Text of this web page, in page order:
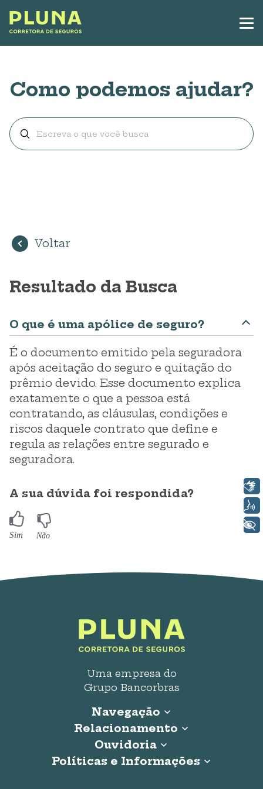
Como podemos ajudar?
Voltar
Resultado da Busca
O que é uma apólice de seguro?
É o documento emitido pela seguradora
após aceitação do seguro e quitação do
prêmio devido. Esse documento explica
exatamente o que a pessoa está
contratando, as cláusulas, condições e
riscos daquele contrato que define e
regula as relações entre segurado e
seguradora.
A sua dúvida foi respondida?
Uma empresa do
Grupo Bancorbras
Navegação
Início
Seguro Auto
Seguro Residencial
Relacionamento
0800 707 0020
Ouvidoria
0800 814 2252
Políticas e Informações